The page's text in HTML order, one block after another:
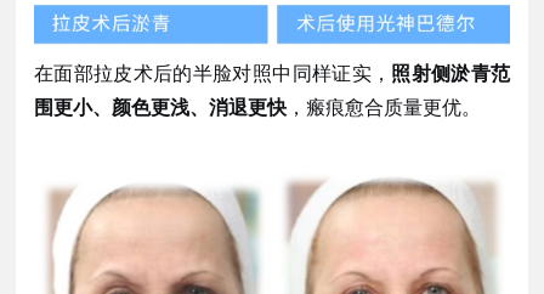
在面部拉皮术后的半脸对照中同样证实， 照射侧淤青范
围更小、颜色更浅、消退更快 ，瘢痕愈合质量更优。